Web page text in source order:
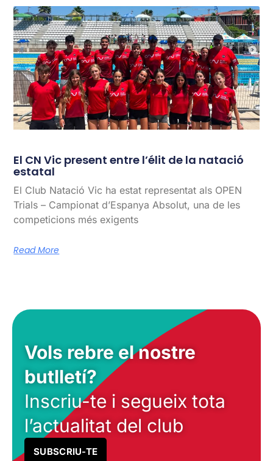
El CN Vic present entre l’élit de la natació
estatal
El Club Natació Vic ha estat representat als OPEN
Trials – Campionat d’Espanya Absolut, una de les
competicions més exigents
Read More
Vols rebre el nostre
butlletí?
Inscriu-te i segueix tota
l’actualitat del club
SUBSCRIU-TE